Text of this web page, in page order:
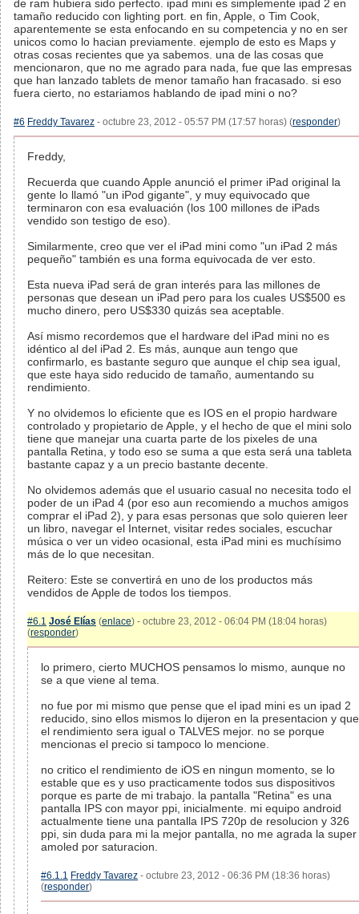
de ram hubiera sido perfecto. ipad mini es simplemente ipad 2 en
tamaño reducido con lighting port. en fin, Apple, o Tim Cook,
aparentemente se esta enfocando en su competencia y no en ser
unicos como lo hacian previamente. ejemplo de esto es Maps y
otras cosas recientes que ya sabemos. una de las cosas que
mencionaron, que no me agrado para nada, fue que las empresas
que han lanzado tablets de menor tamaño han fracasado. si eso
fuera cierto, no estariamos hablando de ipad mini o no?
#6 Freddy Tavarez - octubre 23, 2012 - 05:57 PM (17:57 horas) (responder)
Freddy,
Recuerda que cuando Apple anunció el primer iPad original la
gente lo llamó "un iPod gigante", y muy equivocado que
terminaron con esa evaluación (los 100 millones de iPads
vendido son testigo de eso).
Similarmente, creo que ver el iPad mini como "un iPad 2 más
pequeño" también es una forma equivocada de ver esto.
Esta nueva iPad será de gran interés para las millones de
personas que desean un iPad pero para los cuales US$500 es
mucho dinero, pero US$330 quizás sea aceptable.
Así mismo recordemos que el hardware del iPad mini no es
idéntico al del iPad 2. Es más, aunque aun tengo que
confirmarlo, es bastante seguro que aunque el chip sea igual,
que este haya sido reducido de tamaño, aumentando su
rendimiento.
Y no olvidemos lo eficiente que es IOS en el propio hardware
controlado y propietario de Apple, y el hecho de que el mini solo
tiene que manejar una cuarta parte de los pixeles de una
pantalla Retina, y todo eso se suma a que esta será una tableta
bastante capaz y a un precio bastante decente.
No olvidemos además que el usuario casual no necesita todo el
poder de un iPad 4 (por eso aun recomiendo a muchos amigos
comprar el iPad 2), y para esas personas que solo quieren leer
un libro, navegar el Internet, visitar redes sociales, escuchar
música o ver un video ocasional, esta iPad mini es muchísimo
más de lo que necesitan.
Reitero: Este se convertirá en uno de los productos más
vendidos de Apple de todos los tiempos.
#6.1 José Elías (enlace) - octubre 23, 2012 - 06:04 PM (18:04 horas)
(responder)
lo primero, cierto MUCHOS pensamos lo mismo, aunque no
se a que viene al tema.
no fue por mi mismo que pense que el ipad mini es un ipad 2
reducido, sino ellos mismos lo dijeron en la presentacion y que
el rendimiento sera igual o TALVES mejor. no se porque
mencionas el precio si tampoco lo mencione.
no critico el rendimiento de iOS en ningun momento, se lo
estable que es y uso practicamente todos sus dispositivos
porque es parte de mi trabajo. la pantalla "Retina" es una
pantalla IPS con mayor ppi, inicialmente. mi equipo android
actualmente tiene una pantalla IPS 720p de resolucion y 326
ppi, sin duda para mi la mejor pantalla, no me agrada la super
amoled por saturacion.
#6.1.1 Freddy Tavarez - octubre 23, 2012 - 06:36 PM (18:36 horas)
(responder)